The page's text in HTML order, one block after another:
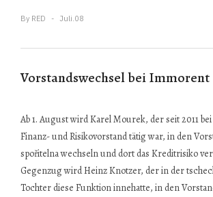
By RED Juli.08
Vorstandswechsel bei Immorent
Ab 1. August wird Karel Mourek, der seit 2011
Finanz- und Risikovorstand tätig war, in den
spořitelna wechseln und dort das Kreditrisiko
Gegenzug wird Heinz Knotzer, der in der
Tochter diese Funktion innehatte, in den